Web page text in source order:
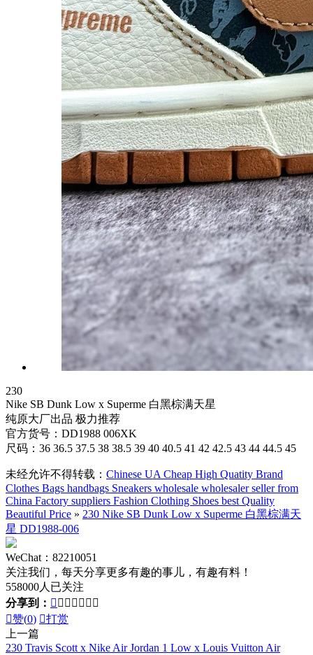
230
Nike SB Dunk Low x Superme 白黑棕满天星
纯原大厂出品 极力推荐
官方货号：DD1988 006XK
尺码：36 36.5 37.5 38 38.5 39 40 40.5 41 42 42.5 43 44 44.5 45
未经允许不得转载： Chinese UA Cheap High Quatity Brand
Clothes Bags handbags Sneakers wholesale wholesaler seller from
China Factory suppliers Fashion Clothing Shoes best Quality
Beautiful Price » 230 Nike SB Dunk Low x Superme 白黑棕满天
星 DD1988-006
WeChat：82210051
关注我们，每天分享更多有趣的事儿，有趣有料！
558000人已关注
分享到：       
赞(0) 打赏
上一篇
230 Travis Scott x Nike Air Jordan 1 Low x Louis Vuitton Air